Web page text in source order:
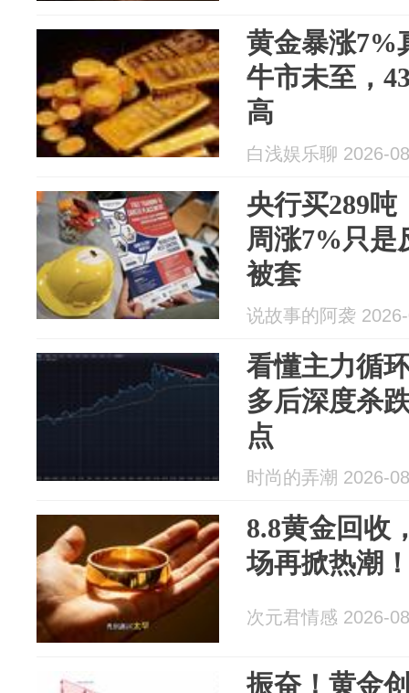
黄金暴涨7%
牛市未至，
高
白浅娱乐聊 2026-
央行买289
周涨7%只是
被套
说故事的阿袭
看懂主力循
多后深度杀
点
时尚的弄潮 2026-
8.8黄金回收
场再掀热潮
次元君情感 2026-
振奋！黄金